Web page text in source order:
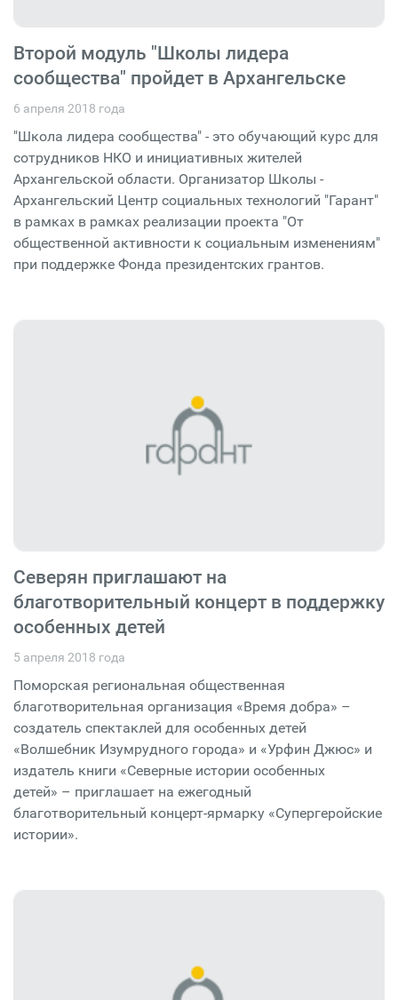
Второй модуль "Школы лидера
сообщества" пройдет в Архангельске
6 апреля 2018 года
"Школа лидера сообщества" - это обучающий курс для
сотрудников НКО и инициативных жителей
Архангельской области. Организатор Школы -
Архангельский Центр социальных технологий "Гарант"
в рамках в рамках реализации проекта "От
общественной активности к социальным изменениям"
при поддержке Фонда президентских грантов.
Северян приглашают на
благотворительный концерт в поддержку
особенных детей
5 апреля 2018 года
Поморская региональная общественная
благотворительная организация «Время добра» –
создатель спектаклей для особенных детей
«Волшебник Изумрудного города» и «Урфин Джюс» и
издатель книги «Северные истории особенных
детей» – приглашает на ежегодный
благотворительный концерт-ярмарку «Супергеройские
истории».